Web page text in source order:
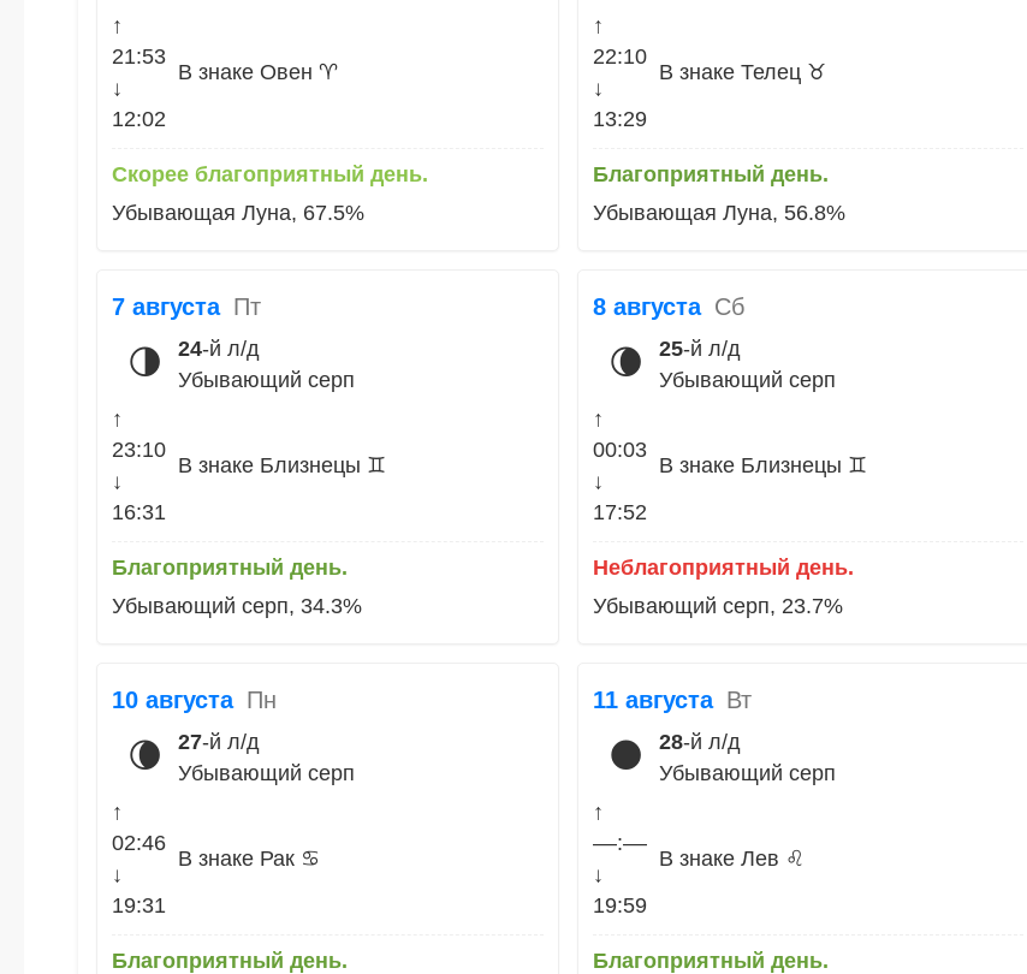
↑
21:53
↓
12:02
В знаке Овен ♈
Скорее благоприятный день.
Убывающая Луна, 67.5%
↑
22:10
↓
13:29
В знаке Телец ♉
Благоприятный день.
Убывающая Луна, 56.8%
7 августа Пт
🌗 24-й л/д
Убывающий серп
↑
23:10
↓
16:31
В знаке Близнецы ♊
Благоприятный день.
Убывающий серп, 34.3%
8 августа Сб
🌘 25-й л/д
Убывающий серп
↑
00:03
↓
17:52
В знаке Близнецы ♊
Неблагоприятный день.
Убывающий серп, 23.7%
10 августа Пн
🌘 27-й л/д
Убывающий серп
↑
02:46
↓
19:31
В знаке Рак ♋
Благоприятный день.
11 августа Вт
🌑 28-й л/д
Убывающий серп
↑
––:––
↓
19:59
В знаке Лев ♌
Благоприятный день.